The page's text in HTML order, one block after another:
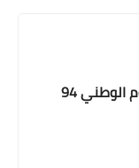
أجمل برامج إذاعة مدرسية عن اليوم الوطني 94